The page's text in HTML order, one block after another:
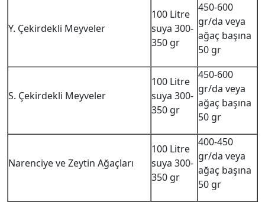
Y. Çekirdekli Meyveler
100 Litre
suya 300-
350 gr
450-600
gr/da veya
ağaç başına
50 gr
S. Çekirdekli Meyveler
100 Litre
suya 300-
350 gr
450-600
gr/da veya
ağaç başına
50 gr
Narenciye ve Zeytin Ağaçları
100 Litre
suya 300-
350 gr
400-450
gr/da veya
ağaç başına
50 gr